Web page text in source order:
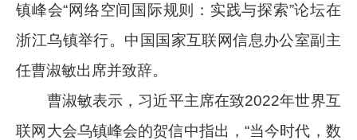
镇峰会“网络空间国际规则：实践与探索”论坛在
浙江乌镇举行。中国国家互联网信息办公室副主
任曹淑敏出席并致辞。
曹淑敏表示，习近平主席在致2022年世界互
联网大会乌镇峰会的贺信中指出，“当今时代，数